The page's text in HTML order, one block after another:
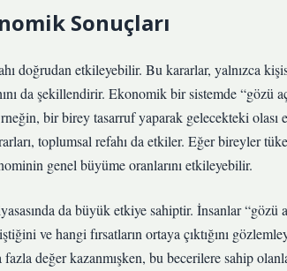
Sonuçları
doğrudan etkileyebilir. Bu kararlar, yalnızca
da şekillendirir. Ekonomik bir sistemde “gözü
bir birey tasarruf yaparak gelecekteki
toplumsal refahı da etkiler. Eğer bireyler
genel büyüme oranlarını etkileyebilir.
da büyük etkiye sahiptir. İnsanlar “gözü
ve hangi fırsatların ortaya çıktığını
değer kazanmışken, bu becerilere sahip